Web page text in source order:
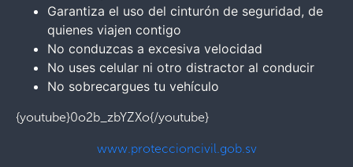
Garantiza el uso del cinturón de seguridad, de
quienes viajen contigo
No conduzcas a excesiva velocidad
No uses celular ni otro distractor al conducir
No sobrecargues tu vehículo
{youtube}0o2b_zbYZXo{/youtube}
www.proteccioncivil.gob.sv